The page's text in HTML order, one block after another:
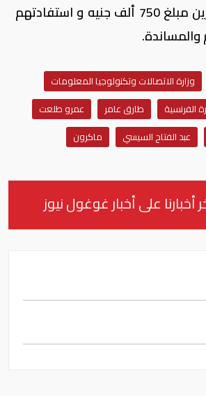
وسيتم منح الفائزين مبلغ 750 ألف جنيه و استفادتهم
وزارة الاتصالات وتكنولوجيا المعلومات
الفرنسية طارق عامر
عمرو طلعت
عبد الفتاح السيسي
ماكرون
أخبارنا على أخبار غوغول نيوز